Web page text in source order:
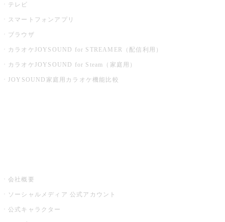
テレビ
スマートフォンアプリ
ブラウザ
カラオケJOYSOUND for STREAMER（配信利用）
カラオケJOYSOUND for Steam（家庭用）
JOYSOUND家庭用カラオケ機能比較
会社概要
ソーシャルメディア 公式アカウント
公式キャラクター